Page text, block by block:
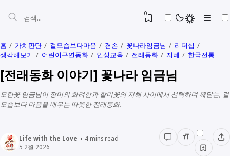
자본과 예산
정치와행정
다문화
경영경제
인물정보
SEO
생활정보
생각해보기
우리동네이야기
데이터관리
0
홈 가치판단 겉모습보다마음 겸손 꽃나라임금님
리더십
생각해보기
어린이구연동화 인성교육 전래동화 지혜 한국전통
[전래동화 이야기] 꽃나라 임금님
모란꽃 임금님이 장미의 화려함과 할미꽃의 지혜 사이에서 선택하며 깨닫는, 겉
모습보다 마음을 배우는 따뜻한 전래동화.
Life with the Love 4mins read
5 2월 2026